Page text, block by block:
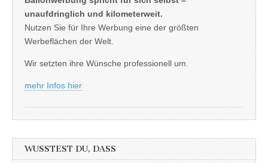
unaufdringlich und kilometerweit.
Nutzen Sie für Ihre Werbung eine der größten
Werbeflächen der Welt.
Wir setzten ihre Wünsche professionell um.
mehr Infos hier
WUSSTEST DU, DASS